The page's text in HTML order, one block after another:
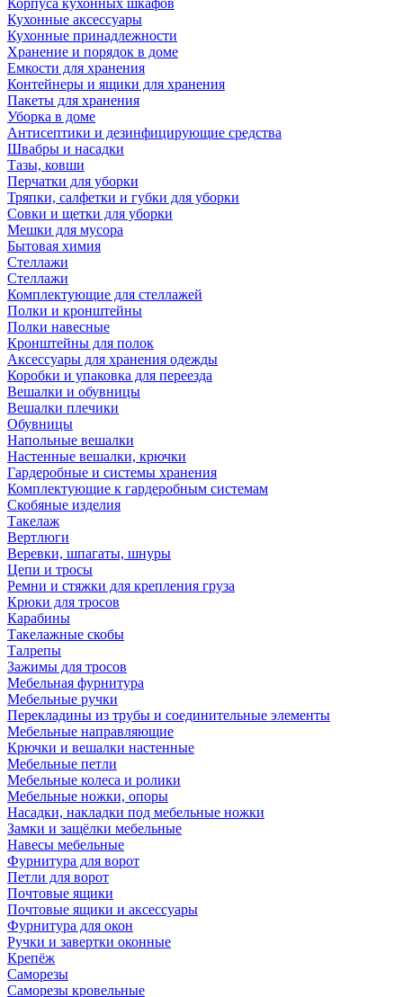
Корпуса кухонных шкафов
Кухонные аксессуары
Кухонные принадлежности
Хранение и порядок в доме
Емкости для хранения
Контейнеры и ящики для хранения
Пакеты для хранения
Уборка в доме
Антисептики и дезинфицирующие средства
Швабры и насадки
Тазы, ковши
Перчатки для уборки
Тряпки, салфетки и губки для уборки
Совки и щетки для уборки
Мешки для мусора
Бытовая химия
Стеллажи
Стеллажи
Комплектующие для стеллажей
Полки и кронштейны
Полки навесные
Кронштейны для полок
Аксессуары для хранения одежды
Коробки и упаковка для переезда
Вешалки и обувницы
Вешалки плечики
Обувницы
Напольные вешалки
Настенные вешалки, крючки
Гардеробные и системы хранения
Комплектующие к гардеробным системам
Скобяные изделия
Такелаж
Вертлюги
Веревки, шпагаты, шнуры
Цепи и тросы
Ремни и стяжки для крепления груза
Крюки для тросов
Карабины
Такелажные скобы
Талрепы
Зажимы для тросов
Мебельная фурнитура
Мебельные ручки
Перекладины из трубы и соединительные элементы
Мебельные направляющие
Крючки и вешалки настенные
Мебельные петли
Мебельные колеса и ролики
Мебельные ножки, опоры
Насадки, накладки под мебельные ножки
Замки и защёлки мебельные
Навесы мебельные
Фурнитура для ворот
Петли для ворот
Почтовые ящики
Почтовые ящики и аксессуары
Фурнитура для окон
Ручки и завертки оконные
Крепёж
Саморезы
Саморезы кровельные